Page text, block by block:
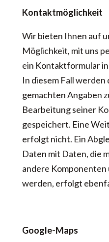
Kontaktmöglichkeit
Wir bieten Ihnen auf
Möglichkeit, mit uns
ein Kontaktformular
In diesem Fall
gemachten Angaben
Bearbeitung seiner
gespeichert. Eine
erfolgt nicht. Ein
Daten mit Daten, die
andere
werden, erfolgt
Google-Maps